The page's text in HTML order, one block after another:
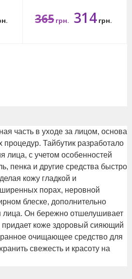
365 грн. 314 грн.
часть в уходе за лицом, основа
Тайбутик разработало
лица, с учетом особенностей
пенка и другие средства быстро
кожу гладкой и
порах, неровной
блеске, дополнительно
лица. Он бережно отшелушивает
придает коже здоровый сияющий
очищающее средство для
свежесть и красоту на